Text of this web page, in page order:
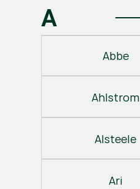
A
Abbe
Ahlstrom
Alsteele
Ari